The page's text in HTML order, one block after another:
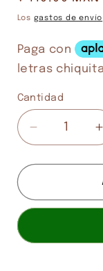
habitual
Los gastos de envío
Cantidad
Cantidad
Reducir
cantidad
para
ACRYL
DARK
BLUE